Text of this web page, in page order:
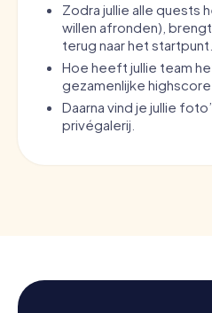
Zodra jullie alle quests
willen afronden),
terug naar het startpunt.
Hoe heeft jullie team
gezamenlijke
Daarna vind je jullie
privégalerij.